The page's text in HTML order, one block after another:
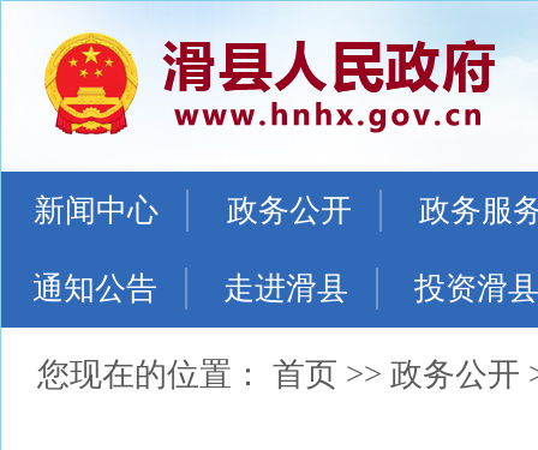
新闻中心 政务公开 政务服
通知公告 走进滑县 投资滑县
您现在的位置： 首页 >> 政务公开